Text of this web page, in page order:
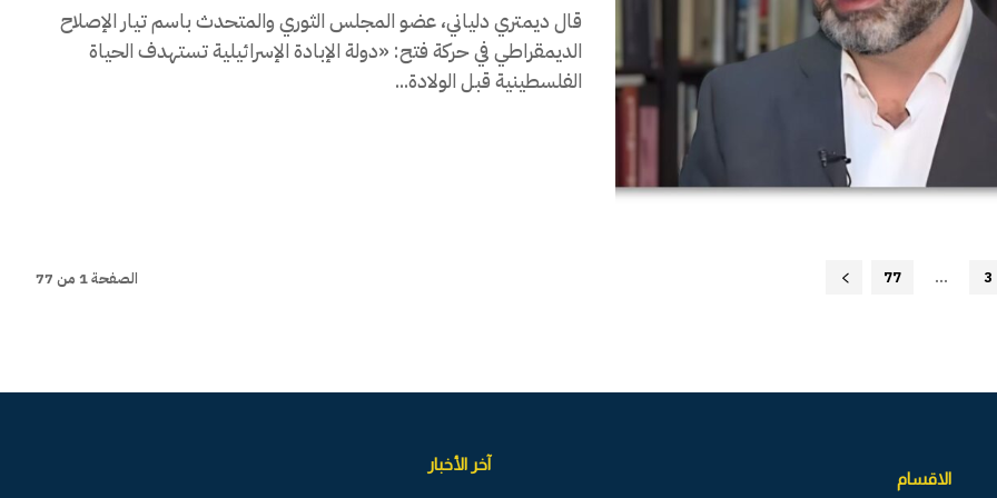
قال ديمتري دلياني، عضو المجلس الثوري والمتحدث باسم تيار الإصلاح
الديمقراطي في حركة فتح: «دولة الإبادة الإسرائيلية تستهدف الحياة
الفلسطينية قبل الولادة...
3
...
77 الصفحة 1 من 77
الاقسام
آخر الأخبار